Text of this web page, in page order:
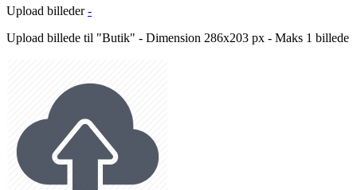
Upload billeder -
Upload billede til "Butik" - Dimension 286x203 px - Maks 1 billede